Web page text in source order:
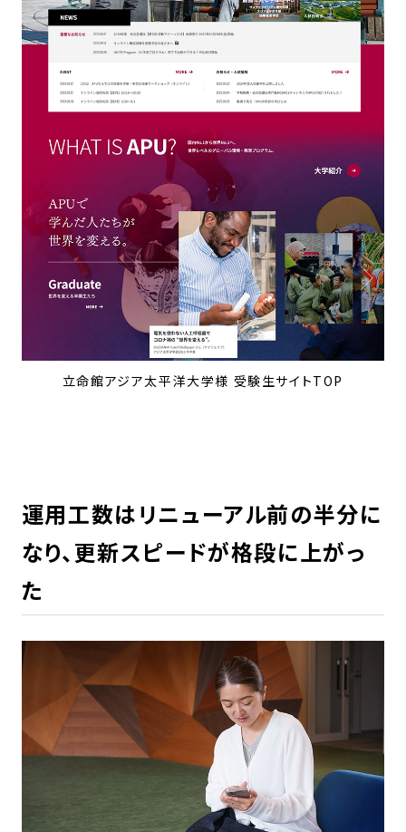
立命館アジア太平洋大学様 受験生サイトTOP
運用工数はリニューアル前の半分に
なり、更新スピードが格段に上がっ
た